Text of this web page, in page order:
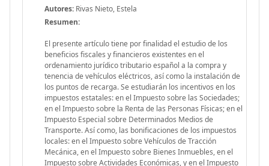
Autores: Rivas Nieto, Estela
Resumen:
El presente artículo tiene por finalidad el estudio de los
beneficios fiscales y financieros existentes en el
ordenamiento jurídico tributario español a la compra y
tenencia de vehículos eléctricos, así como la instalación de
los puntos de recarga. Se estudiarán los incentivos en los
impuestos estatales: en el Impuesto sobre las Sociedades;
en el Impuesto sobre la Renta de las Personas Físicas; en el
Impuesto Especial sobre Determinados Medios de
Transporte. Así como, las bonificaciones de los impuestos
locales: en el Impuesto sobre Vehículos de Tracción
Mecánica, en el Impuesto sobre Bienes Inmuebles, en el
Impuesto sobre Actividades Económicas, y en el Impuesto